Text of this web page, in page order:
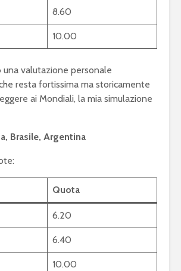
8.60
10.00
una valutazione personale
resta fortissima ma storicamente
ai Mondiali, la mia simulazione
Brasile, Argentina
Quota
6.20
6.40
10.00